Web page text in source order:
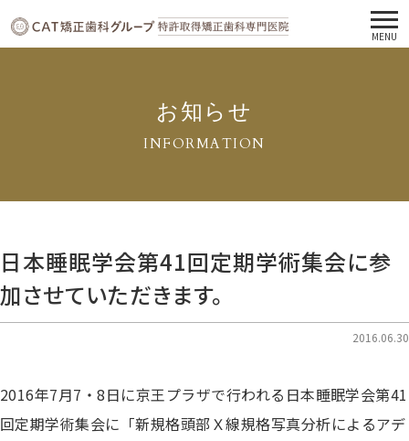
MENU
お知らせ
INFORMATION
日本睡眠学会第41回定期学術集会に参
加させていただきます。
2016.06.30
2016年7月7・8日に京王プラザで行われる日本睡眠学会第41
回定期学術集会に「新規格頭部Ｘ線規格写真分析によるアデ